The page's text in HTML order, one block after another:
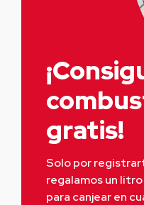
gratis!
Solo por
regalamos un
para canjear en